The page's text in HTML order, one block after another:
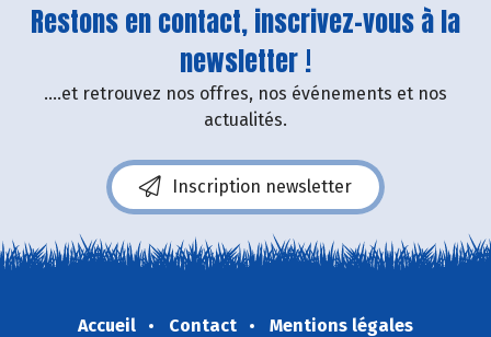
Restons en contact, inscrivez-vous à la
newsletter !
....et retrouvez nos offres, nos événements et nos
actualités.
Inscription newsletter
Accueil Contact
Mentions légales